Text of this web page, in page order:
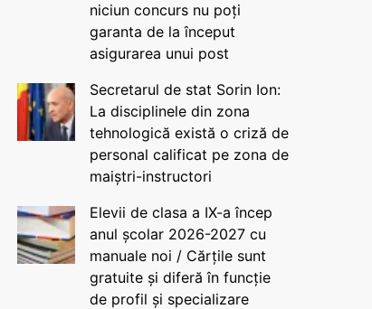
niciun concurs nu poți
garanta de la început
asigurarea unui post
Secretarul de stat Sorin Ion:
La disciplinele din zona
tehnologică există o criză de
personal calificat pe zona de
maiștri-instructori
Elevii de clasa a IX-a încep
anul școlar 2026-2027 cu
manuale noi / Cărțile sunt
gratuite și diferă în funcție
de profil și specializare